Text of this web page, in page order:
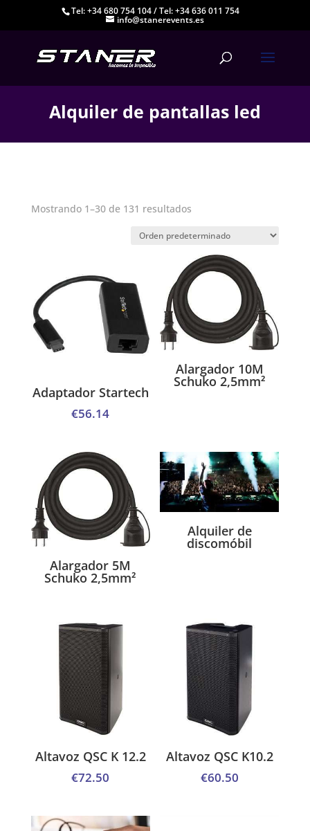
Tel: +34 680 754 104/Tel: +34 636 011 754
info@stanerevents.es
Alquiler de pantallas led
Mostrando 1–30 de 131 resultados
Adaptador Startech
€56.14
Alargador 10M
Schuko 2,5mm²
Alargador 5M
Schuko 2,5mm²
Alquiler de
discomóbil
Altavoz QSC K 12.2
€72.50
Altavoz QSC K10.2
€60.50